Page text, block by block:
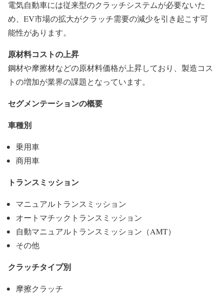
電気自動車には従来型のクラッチシステムが必要ないた
め、EV市場の拡大がクラッチ需要の減少を引き起こす可
能性があります。
原材料コストの上昇
鋼材や摩擦材などの原材料価格が上昇しており、製造コス
トの増加が業界の課題となっています。
セグメンテーションの概要
車種別
乗用車
商用車
トランスミッション
マニュアルトランスミッション
オートマチックトランスミッション
自動マニュアルトランスミッション（AMT）
その他
クラッチタイプ別
摩擦クラッチ